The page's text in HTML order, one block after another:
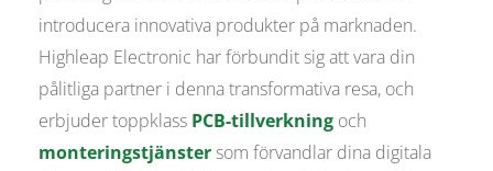
introducera innovativa produkter på marknaden.
Highleap Electronic har förbundit sig att vara din
pålitliga partner i denna transformativa resa, och
erbjuder toppklass PCB-tillverkning och
monteringstjänster som förvandlar dina digitala